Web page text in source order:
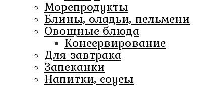
Морепродукты
Блины, оладьи, пельмени
Овощные блюда
Консервирование
Для завтрака
Запеканки
Напитки, соусы